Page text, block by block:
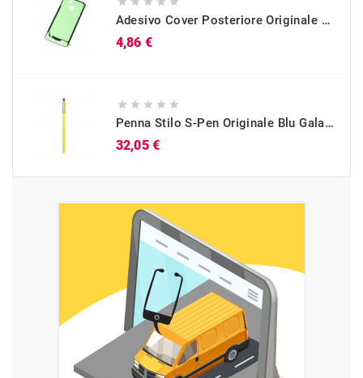
Adesivo Cover Posteriore Originale Galaxy A40 (SM-A405)
4,86 €
    
Penna Stilo S-Pen Originale Blu Galaxy Note 9 (SM-N960)
32,05 €